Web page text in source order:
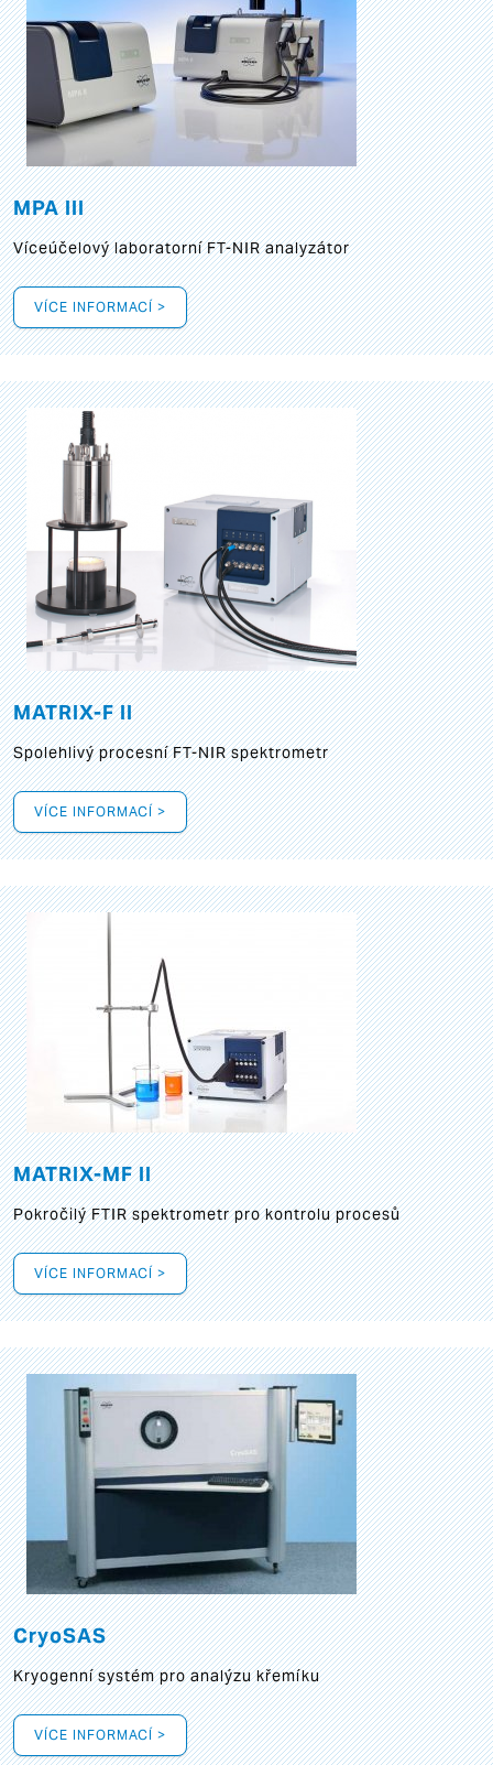
MPA III
Víceúčelový laboratorní FT-NIR analyzátor
VÍCE INFORMACÍ >
MATRIX-F II
Spolehlivý procesní FT-NIR spektrometr
VÍCE INFORMACÍ >
MATRIX-MF II
Pokročilý FTIR spektrometr pro kontrolu procesů
VÍCE INFORMACÍ >
CryoSAS
Kryogenní systém pro analýzu křemíku
VÍCE INFORMACÍ >